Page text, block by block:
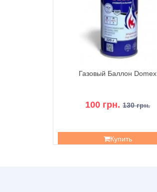
Газовый Баллон Domex
100 грн. 130 грн.
Купить